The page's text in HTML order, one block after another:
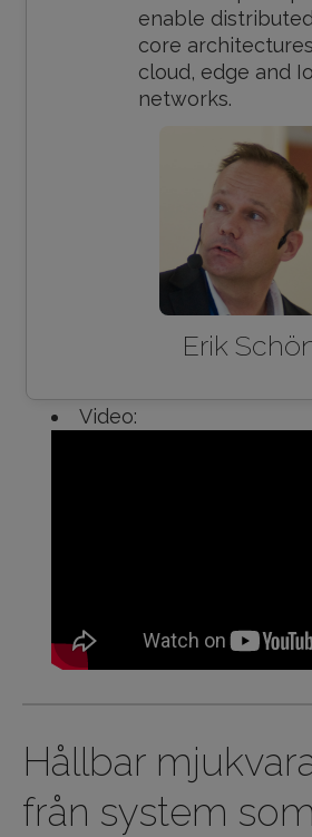
enable
core
cloud, edge and
networks.
Erik
Video:
Hållbar
från system